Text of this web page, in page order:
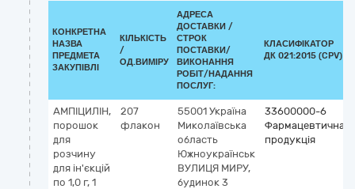
КОНКРЕТНА
НАЗВА
ПРЕДМЕТА
ЗАКУПІВЛІ
КІЛЬКІСТЬ
/
ОД.ВИМІРУ
АДРЕСА
ДОСТАВКИ /
СТРОК
ПОСТАВКИ/
ВИКОНАННЯ
РОБІТ/НАДАННЯ
ПОСЛУГ:
КЛАСИФІКАТОР
ДК 021:2015 (CPV)
АМПІЦИЛІН,
порошок
для
розчину
для ін'єкцій
по 1,0 г, 1
207
флакон
55001 Україна
Миколаївська
область
Южноукраїнськ
ВУЛИЦЯ МИРУ,
будинок 3
33600000-6
Фармацевтична
продукція